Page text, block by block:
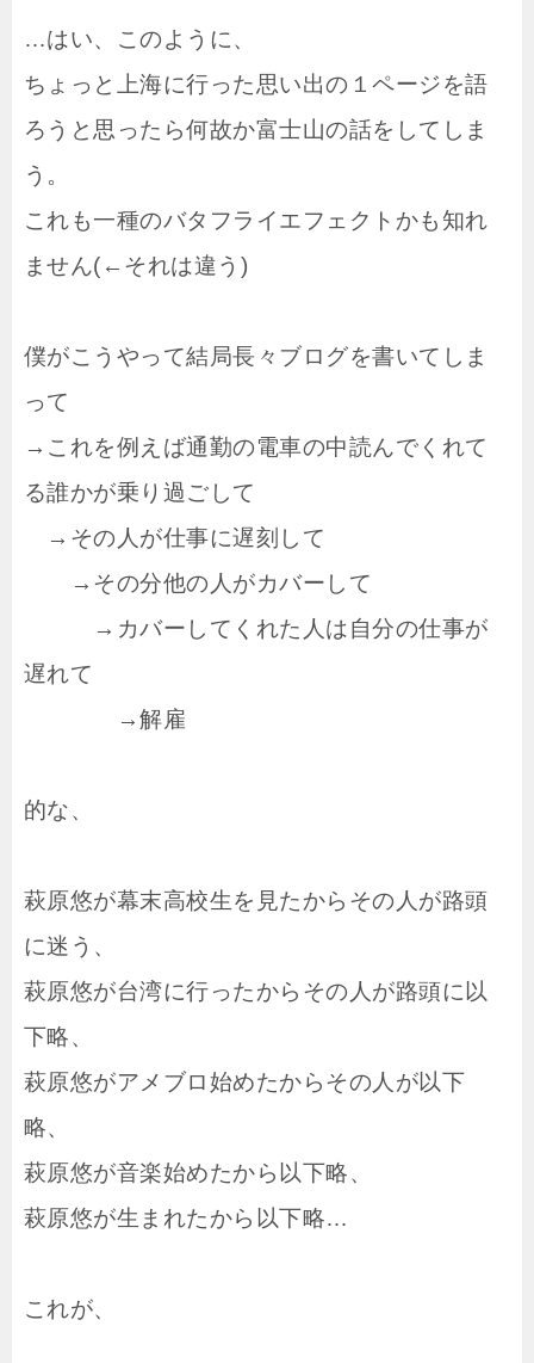
…はい、このように、
ちょっと上海に行った思い出の１ページを語
ろうと思ったら何故か富士山の話をしてしま
う。
これも一種のバタフライエフェクトかも知れ
ません(←それは違う)
僕がこうやって結局長々ブログを書いてしま
って
→これを例えば通勤の電車の中読んでくれて
る誰かが乗り過ごして
→その人が仕事に遅刻して
→その分他の人がカバーして
→カバーしてくれた人は自分の仕事が
遅れて
→解雇
的な、
萩原悠が幕末高校生を見たからその人が路頭
に迷う、
萩原悠が台湾に行ったからその人が路頭に以
下略、
萩原悠がアメブロ始めたからその人が以下
略、
萩原悠が音楽始めたから以下略、
萩原悠が生まれたから以下略…
これが、